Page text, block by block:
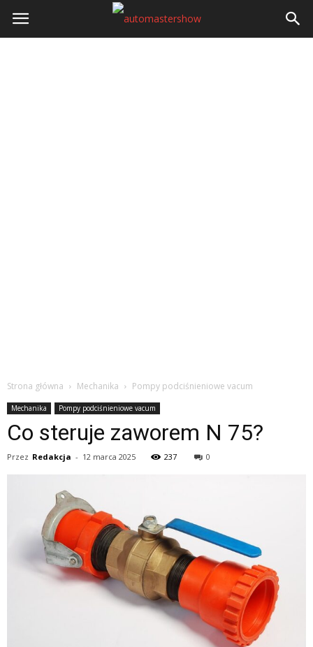
Strona główna Mechanika Pompy podciśnieniowe vacum
Mechanika Pompy podciśnieniowe vacum
Co steruje zaworem N 75?
Przez Redakcja - 12 marca 2025 237 0